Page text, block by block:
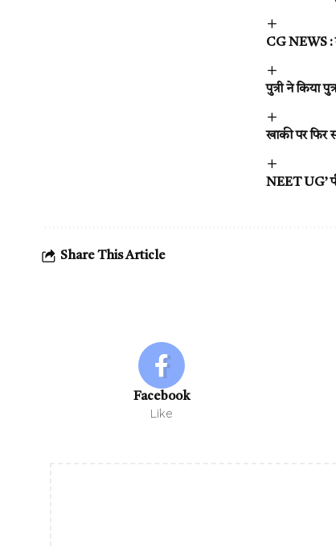
CG NEWS :
पुत्री ने किया
खाकी पर फिर
NEET UG’
Share This Article
Facebook
Like